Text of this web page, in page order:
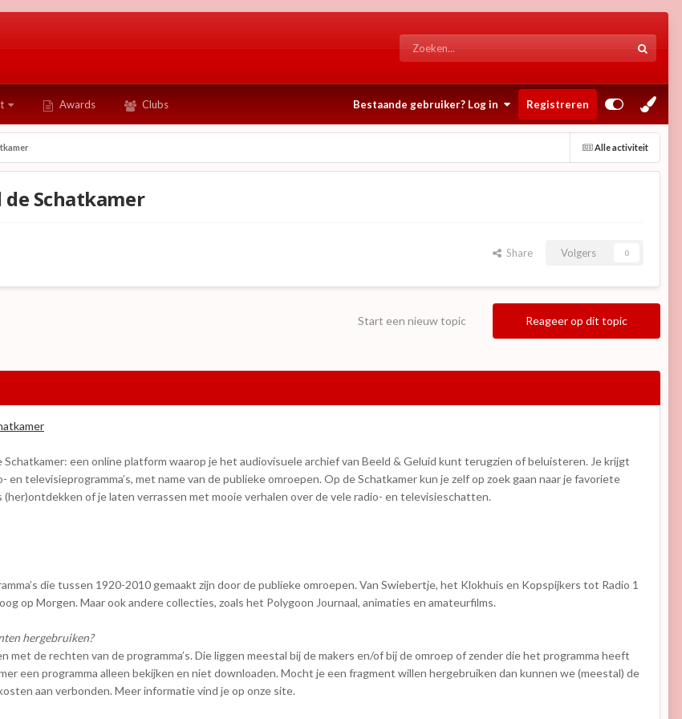
Awards Clubs Bestaande gebruiker? Log in Registreren
Alle activiteit
de Schatkamer
Share Volgers 0
Reageer op dit topic
Start een nieuw topic
een online platform waarop je het audiovisuele archief van Beeld & Geluid kunt terugzien of beluisteren. Je krijgt
televisieprogramma’s, met name van de publieke omroepen. Op de Schatkamer kun je zelf op zoek gaan naar je favoriete
(her)ontdekken of je laten verrassen met mooie verhalen over de vele radio- en televisieschatten.
die tussen 1920-2010 gemaakt zijn door de publieke omroepen. Van Swiebertje, het Klokhuis en Kopspijkers tot Radio 1
op Morgen. Maar ook andere collecties, zoals het Polygoon Journaal, animaties en amateurfilms.
hergebruiken?
met de rechten van de programma’s. Die liggen meestal bij de makers en/of bij de omroep of zender die het programma heeft
een programma alleen bekijken en niet downloaden. Mocht je een fragment willen hergebruiken dan kunnen we (meestal) de
aan verbonden. Meer informatie vind je op onze site.